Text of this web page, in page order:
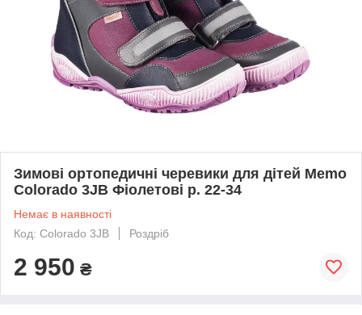
Зимові ортопедичні черевики для дітей Memo
Colorado 3JB Фіолетові р. 22-34
Немає в наявності
Код: Colorado 3JB
Роздріб
2 950 ₴